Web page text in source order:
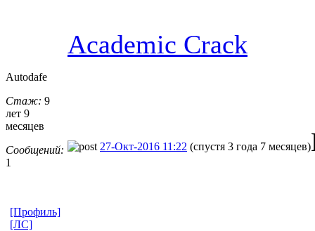
Academic Crack
Autodafe
Стаж: 9
лет 9
месяцев
Сообщений:
1
27-Окт-2016 11:22 (спустя 3 года 7 месяцев)
[Профиль]
[ЛС]